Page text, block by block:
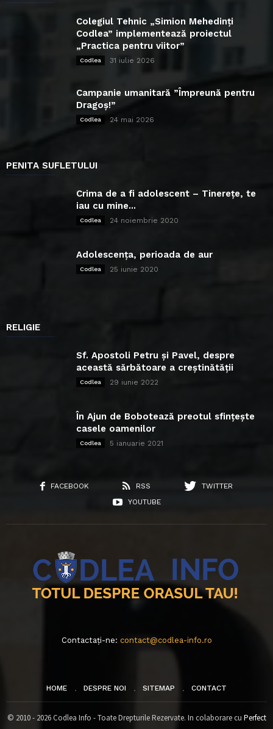
Colegiul Tehnic „Simion Mehedinți
Codlea” implementează proiectul
„Practica pentru viitor”
Codlea 31 iulie 2026
Campanie umanitară ”Împreună pentru
Dragoș!”
Codlea 24 mai 2026
PENITA SUFLETULUI
Crima de a fi adolescent – Tinerețe, te
iau cu mine...
Codlea 24 noiembrie 2020
Adolescența, perioada de aur
Codlea 25 iunie 2020
RELIGIE
Sf. Apostoli Petru și Pavel, despre
această sărbătoare a creștinătății
Codlea 29 iunie 2022
În Ajun de Bobotează preotul sfințește
casele oamenilor
Codlea 5 ianuarie 2021
FACEBOOK RSS
TWITTER
YOUTUBE
Contactați-ne: contact@codlea-info.ro
HOME DESPRE NOI SITEMAP CONTACT
© 2010 - 2026 Codlea Info - Toate Drepturile Rezervate. In colaborare cu Perfect